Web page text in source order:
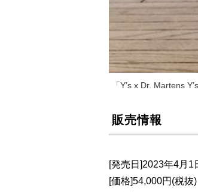
「Y’s x Dr. Martens
販売情報
[発売日]2023年4月1
[価格]54,000円(税抜)